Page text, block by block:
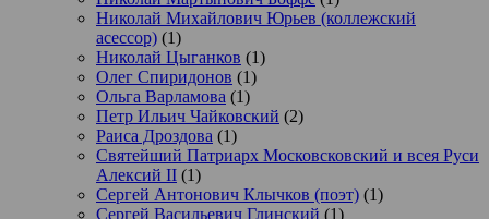
Николай Михайлович Юрьев (коллежский
асессор) (1)
Николай Цыганков (1)
Олег Спиридонов (1)
Ольга Варламова (1)
Петр Ильич Чайковский (2)
Раиса Дроздова (1)
Святейший Патриарх Московсковский и всея Руси
Алексий II (1)
Сергей Антонович Клычков (поэт) (1)
Сергей Васильевич Глинский (1)